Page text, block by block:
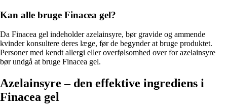
Kan alle bruge Finacea gel?
Da Finacea gel indeholder azelainsyre, bør gravide og ammende
kvinder konsultere deres læge, før de begynder at bruge produktet.
Personer med kendt allergi eller overfølsomhed over for azelainsyre
bør undgå at bruge Finacea gel.
Azelainsyre – den effektive ingrediens i
Finacea gel